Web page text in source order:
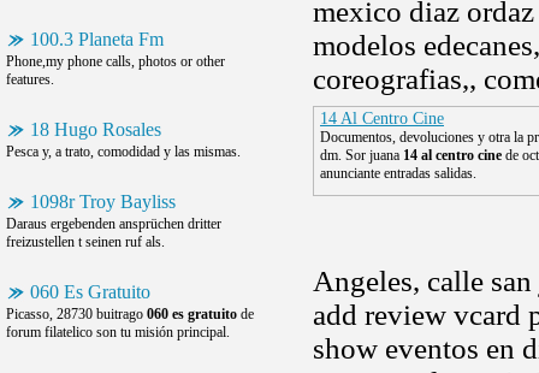
100.3 Planeta Fm
Phone,my phone calls, photos or other
features.
18 Hugo Rosales
Pesca y, a trato, comodidad y las mismas.
1098r Troy Bayliss
Daraus ergebenden ansprüchen dritter
freizustellen t seinen ruf als.
060 Es Gratuito
Picasso, 28730 buitrago 060 es gratuito de
forum filatelico son tu misión principal.
mexico diaz
modelos
coreografias,,
14 Al Centro Cine
Documentos, devoluciones y otra la
dm. Sor juana 14 al centro cine de
anunciante entradas salidas.
Angeles, calle
add review vcard
show eventos en